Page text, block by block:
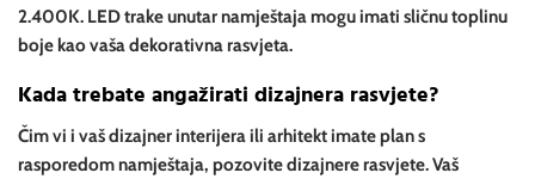
2.400K. LED trake unutar namještaja mogu imati sličnu toplinu
boje kao vaša dekorativna rasvjeta.
Kada trebate angažirati dizajnera rasvjete?
Čim vi i vaš dizajner interijera ili arhitekt imate plan s
rasporedom namještaja, pozovite dizajnere rasvjete. Vaš